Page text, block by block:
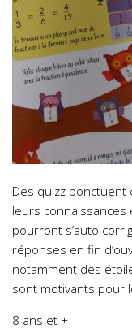
Des quizz
leurs
pourront s’auto
réponses en fin
notamment des
sont motivants pour
8 ans et +